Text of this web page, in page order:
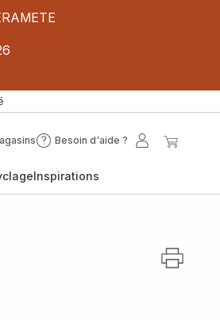
Besoin d'aide ?
Besoin
?
Mon
Inspirations